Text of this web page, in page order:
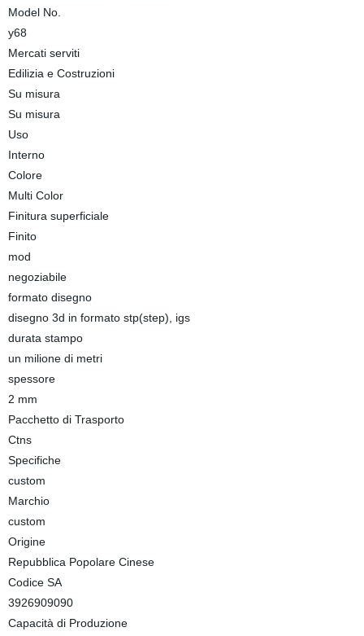
Model No.
y68
Mercati serviti
Edilizia e Costruzioni
Su misura
Su misura
Uso
Interno
Colore
Multi Color
Finitura superficiale
Finito
mod
negoziabile
formato disegno
disegno 3d in formato stp(step), igs
durata stampo
un milione di metri
spessore
2 mm
Pacchetto di Trasporto
Ctns
Specifiche
custom
Marchio
custom
Origine
Repubblica Popolare Cinese
Codice SA
3926909090
Capacità di Produzione